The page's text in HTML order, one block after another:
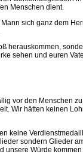
Menschen dient.
sich ganz dem
herauskommen,
sehen und euren
vor den Menschen
Wir hätten keinen
keine
sondern Glieder
unsere Würde